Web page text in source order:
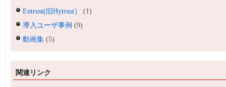
Entrust(旧Hytrust）
(1)
導入ユーザ事例 (9)
動画集 (5)
関連リンク